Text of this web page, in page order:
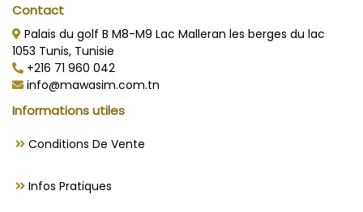
Contact
Palais du golf B M8-M9 Lac Malleran les berges du lac
1053 Tunis, Tunisie
+216 71 960 042
info@mawasim.com.tn
Informations utiles
Conditions De Vente
Infos Pratiques